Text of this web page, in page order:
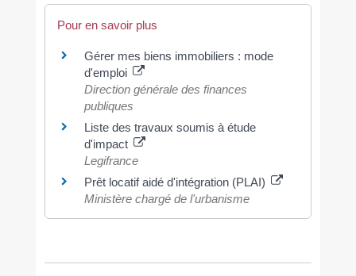
Pour en savoir plus
Gérer mes biens immobiliers : mode
d'emploi
Direction générale des finances
publiques
Liste des travaux soumis à étude
d'impact
Legifrance
Prêt locatif aidé d'intégration (PLAI)
Ministère chargé de l'urbanisme